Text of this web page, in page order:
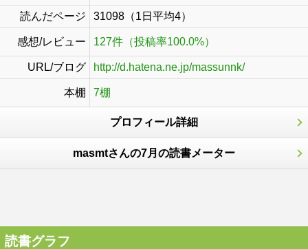
読んだページ
31098（1日平均4）
感想/レビュー 127件（投稿率100.0%）
URL/ブログ http://d.hatena.ne.jp/massunnk/
本棚 7棚
プロフィール詳細
masmtさんの7月の読書メーター
読書グラフ